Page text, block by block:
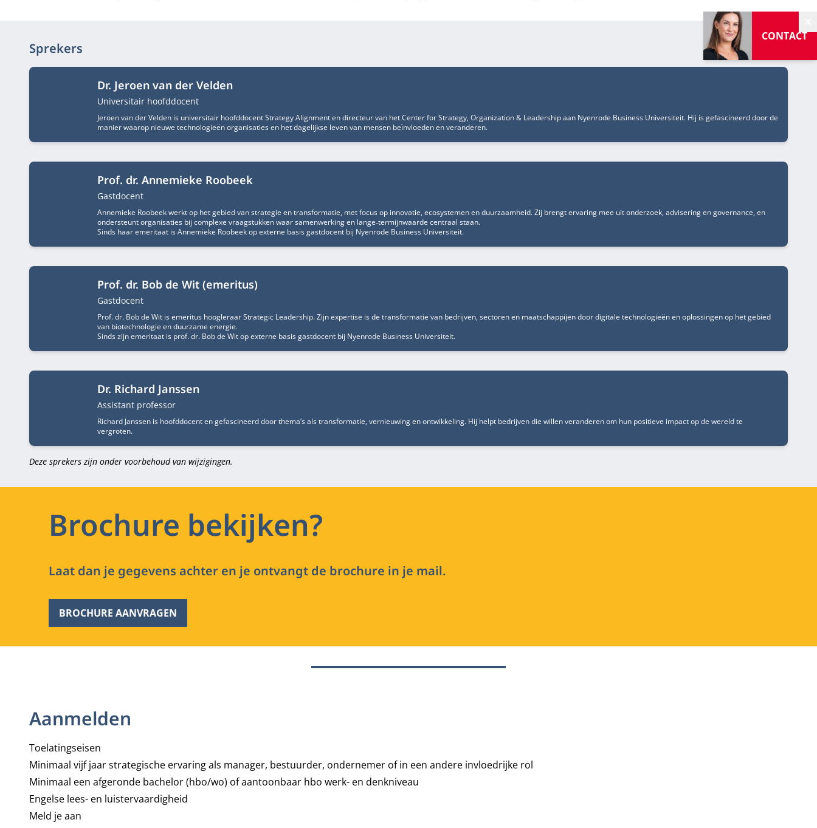
CONTACT
Sprekers
Dr. Jeroen van der Velden
Functietitel
Universitair hoofddocent
Jeroen van der Velden is universitair hoofddocent Strategy Alignment en directeur van het Center for Strategy, Organization & Leadership aan Nyenrode Business Universiteit. Hij is gefascineerd door de
manier waarop nieuwe technologieën organisaties en het dagelijkse leven van mensen beïnvloeden en veranderen.
Prof. dr. Annemieke Roobeek
Functietitel
Gastdocent
Annemieke Roobeek werkt op het gebied van strategie en transformatie, met focus op innovatie, ecosystemen en duurzaamheid. Zij brengt ervaring mee uit onderzoek, advisering en governance, en
ondersteunt organisaties bij complexe vraagstukken waar samenwerking en lange‑termijnwaarde centraal staan.
Sinds haar emeritaat is Annemieke Roobeek op externe basis gastdocent bij Nyenrode Business Universiteit.
Prof. dr. Bob de Wit (emeritus)
Functietitel
Gastdocent
Prof. dr. Bob de Wit is emeritus hoogleraar Strategic Leadership. Zijn expertise is de transformatie van bedrijven, sectoren en maatschappijen door digitale technologieën en oplossingen op het gebied
van biotechnologie en duurzame energie.
Sinds zijn emeritaat is prof. dr. Bob de Wit op externe basis gastdocent bij Nyenrode Business Universiteit.
Dr. Richard Janssen
Functietitel
Assistant professor
Richard Janssen is hoofddocent en gefascineerd door thema’s als transformatie, vernieuwing en ontwikkeling. Hij helpt bedrijven die willen veranderen om hun positieve impact op de wereld te
vergroten.
Deze sprekers zijn onder voorbehoud van wijzigingen.
Brochure bekijken?
Laat dan je gegevens achter en je ontvangt de brochure in je mail.
BROCHURE AANVRAGEN
Aanmelden
Toelatingseisen
Minimaal vijf jaar strategische ervaring als manager, bestuurder, ondernemer of in een andere invloedrijke rol
Minimaal een afgeronde bachelor (hbo/wo) of aantoonbaar hbo werk- en denkniveau
Engelse lees- en luistervaardigheid
Meld je aan